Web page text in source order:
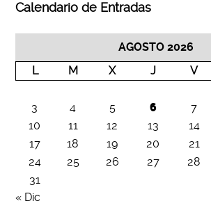
Calendario de Entradas
AGOSTO 2026
L
M X J V
3
4 5 6 7
10
11 12 13 14
17
18 19 20 21
24
25 26 27 28
31
« Dic